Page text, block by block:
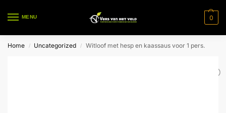
MENU 0
Home / Uncategorized / Witloof met hesp en kaassaus voor 1 pers.